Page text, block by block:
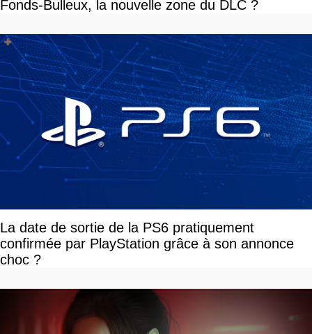
Fonds-Bulleux, la nouvelle zone du DLC ?
La date de sortie de la PS6 pratiquement
confirmée par PlayStation grâce à son annonce
choc ?